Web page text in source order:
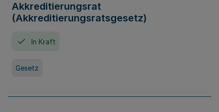
Akkreditierungsrat
(Akkreditierungsratsgesetz)
In Kraft
Gesetz